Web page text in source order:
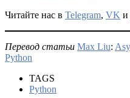
Читайте нас в Telegram, VK и
Перевод статьи Max Liu:
Python
TAGS
Python